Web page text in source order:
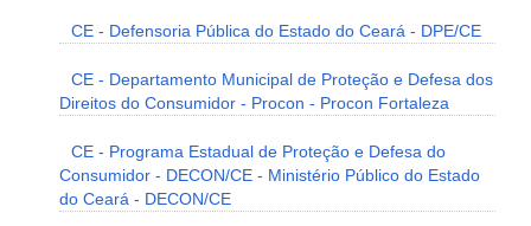
CE - Defensoria Pública do Estado do Ceará - DPE/CE
CE - Departamento Municipal de Proteção e Defesa dos
Direitos do Consumidor - Procon - Procon Fortaleza
CE - Programa Estadual de Proteção e Defesa do
Consumidor - DECON/CE - Ministério Público do Estado
do Ceará - DECON/CE